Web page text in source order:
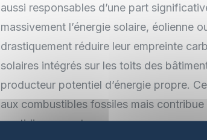
aussi responsables d’une part
massivement l’énergie solaire, éolienne
drastiquement réduire leur empreinte
solaires intégrés sur les toits des
producteur potentiel d’énergie propre.
aux combustibles fossiles mais contribue
quotidiennement.